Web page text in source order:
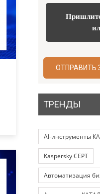
ОТПРАВИТЬ
ТРЕНДЫ
AI-инструменты
Kaspersky СЕРТ
Автоматизация